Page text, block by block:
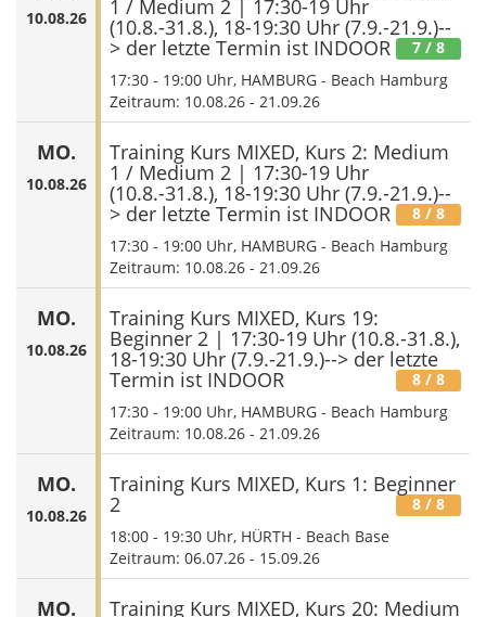
10.08.26 1 / Medium 2 | 17:30-19 Uhr
(10.8.-31.8.), 18-19:30 Uhr (7.9.-21.9.)--
> der letzte Termin ist INDOOR 7 / 8
17:30 - 19:00 Uhr, HAMBURG - Beach Hamburg
Zeitraum: 10.08.26 - 21.09.26
MO.
10.08.26
Training Kurs MIXED, Kurs 2: Medium
1 / Medium 2 | 17:30-19 Uhr
(10.8.-31.8.), 18-19:30 Uhr (7.9.-21.9.)--
> der letzte Termin ist INDOOR 8 / 8
17:30 - 19:00 Uhr, HAMBURG - Beach Hamburg
Zeitraum: 10.08.26 - 21.09.26
MO.
10.08.26
Training Kurs MIXED, Kurs 19:
Beginner 2 | 17:30-19 Uhr (10.8.-31.8.),
18-19:30 Uhr (7.9.-21.9.)--> der letzte
Termin ist INDOOR 8 / 8
17:30 - 19:00 Uhr, HAMBURG - Beach Hamburg
Zeitraum: 10.08.26 - 21.09.26
MO.
10.08.26
Training Kurs MIXED, Kurs 1: Beginner
2 8 / 8
18:00 - 19:30 Uhr, HÜRTH - Beach Base
Zeitraum: 06.07.26 - 15.09.26
MO. Training Kurs MIXED, Kurs 20: Medium